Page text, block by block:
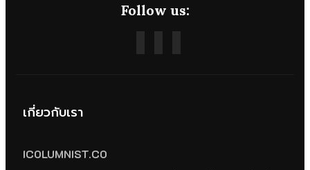
Follow us:
เกี่ยวกับเรา
ICOLUMNIST.CO